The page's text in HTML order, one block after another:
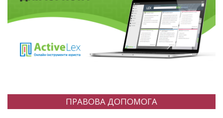
ПРАВОВА ДОПОМОГА